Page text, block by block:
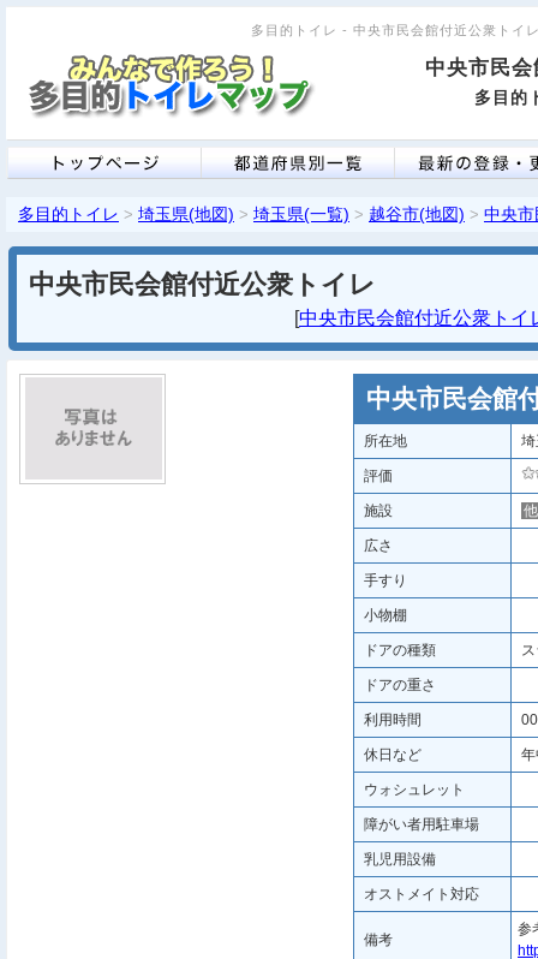
多目的トイレ - 中央市民会館付近公衆ト
中央市民
多目的
多目的トイレ > 埼玉県(地図) > 埼玉県(一覧) > 越谷市(地図) > 中央
中央市民会館付近公衆トイレ
[中央市民会館付近公衆トイ
中央市民会館
所在地
評価
施設 他
広さ
手すり
小物棚
ドアの種類
ドアの重さ
利用時間
休日など
ウォシュレット
障がい者用駐車場
乳児用設備
オストメイト対応
備考
参